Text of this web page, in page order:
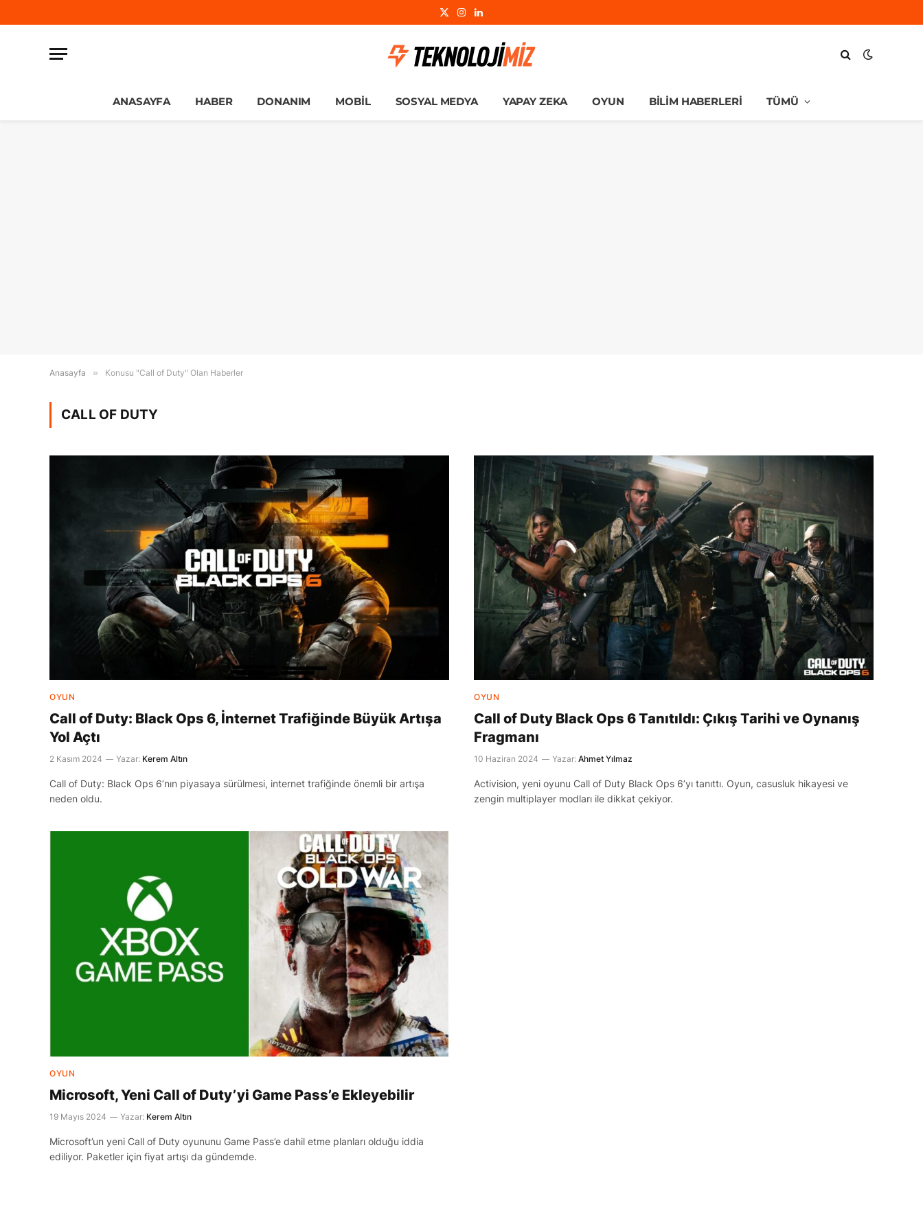
X
Instagram
LinkedIn
ANASAYFA HABER DONANIM MOBIL SOSYAL MEDYA YAPAY ZEKA OYUN BILIM HABERLERI TÜMÜ
Anasayfa » Konusu "Call of Duty" Olan Haberler
CALL OF DUTY
OYUN
Call of Duty: Black Ops 6, İnternet Trafiğinde Büyük Artışa
Yol Açtı
2 Kasım 2024 Yazar: Kerem Altın
Call of Duty: Black Ops 6’nın piyasaya sürülmesi, internet trafiğinde önemli bir artışa
neden oldu.
OYUN
Call of Duty Black Ops 6 Tanıtıldı: Çıkış Tarihi ve Oynanış
Fragmanı
10 Haziran 2024 Yazar: Ahmet Yılmaz
Activision, yeni oyunu Call of Duty Black Ops 6’yı tanıttı. Oyun, casusluk hikayesi ve
zengin multiplayer modları ile dikkat çekiyor.
OYUN
Microsoft, Yeni Call of Duty’yi Game Pass’e Ekleyebilir
19 Mayıs 2024 Yazar: Kerem Altın
Microsoft’un yeni Call of Duty oyununu Game Pass’e dahil etme planları olduğu iddia
ediliyor. Paketler için fiyat artışı da gündemde.